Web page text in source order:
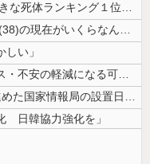
【画像】 『金田一少年の事件簿』で好きな死体ランキング１位がこちら！
【最新画像】 元バレー代表・狩野舞子(38)の現在がいくらなんでも即ハ...
い」
【朗報】かわいい動物の動画がストレス・不安の軽減になる可能性。英大学の...
（ ´_ゝ`）中国「高市政権が法制化を進めた国家情報局の設置日が7月3...
日韓協力強化を」